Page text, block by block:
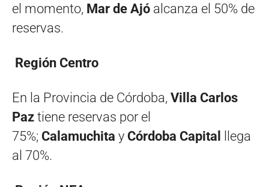
el momento, Mar de Ajó alcanza el 50% de
reservas.
Región Centro
En la Provincia de Córdoba, Villa Carlos
Paz tiene reservas por el
75%; Calamuchita y Córdoba Capital
llega
al 70%.